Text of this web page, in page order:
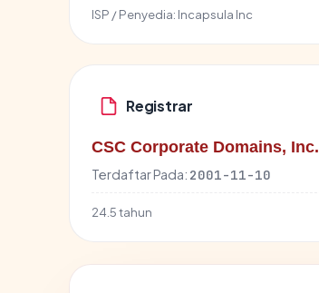
ISP / Penyedia: Incapsula Inc
Registrar
CSC Corporate Domains, Inc.
Terdaftar Pada: 2001-11-10
24.5 tahun